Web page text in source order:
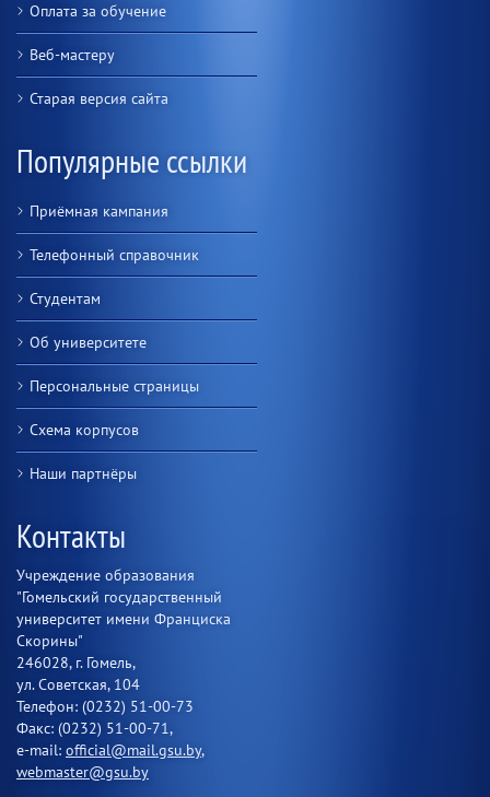
Оплата за обучение
Веб-мастеру
Старая версия сайта
Популярные ссылки
Приёмная кампания
Телефонный справочник
Студентам
Об университете
Персональные страницы
Схема корпусов
Наши партнёры
Контакты
Учреждение образования
"Гомельский государственный
университет имени Франциска
Скорины"
246028, г. Гомель,
ул. Советская, 104
Телефон: (0232) 51-00-73
Факс: (0232) 51-00-71,
e-mail: official@mail.gsu.by,
webmaster@gsu.by